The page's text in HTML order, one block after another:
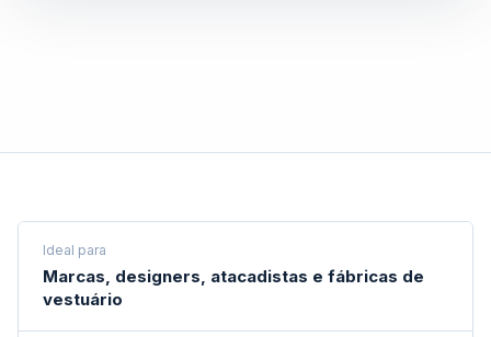
Ideal para
Marcas, designers, atacadistas e fábricas de
vestuário